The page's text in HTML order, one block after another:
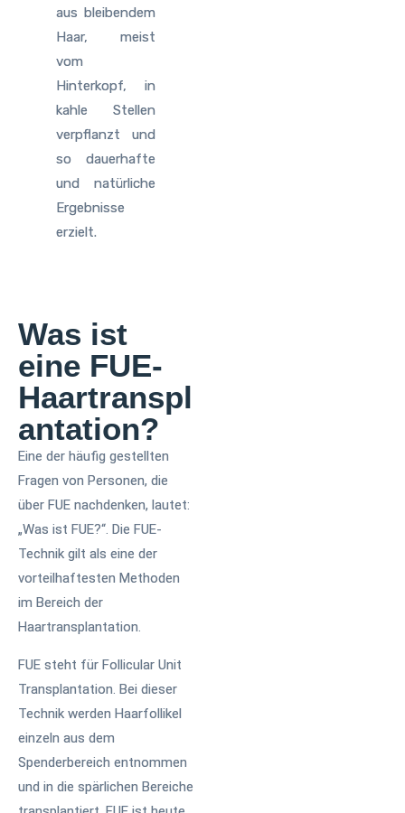
aus bleibendem
Haar, meist
vom
Hinterkopf, in
kahle Stellen
verpflanzt und
so dauerhafte
und natürliche
Ergebnisse
erzielt.
Was ist
eine FUE-
Haartranspl
antation?
Eine der häufig gestellten
Fragen von Personen, die
über FUE nachdenken, lautet:
„Was ist FUE?“. Die FUE-
Technik gilt als eine der
vorteilhaftesten Methoden
im Bereich der
Haartransplantation.
FUE steht für Follicular Unit
Transplantation. Bei dieser
Technik werden Haarfollikel
einzeln aus dem
Spenderbereich entnommen
und in die spärlichen Bereiche